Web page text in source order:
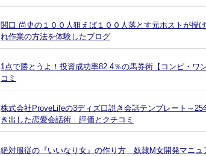
関口 尚史の１００人狙えば１００人落とす元ホストが
れ作業の方法を体験したブログ
1点で勝とうよ！投資成功率82.4％の馬券術【コンピ・ワ
コミ
株式会社ProveLifeの3ディズ口説き会話テンプレート～
き出した恋愛会話術 評価とクチコミ
絶対服従の『いいなり女』の作り方 奴隷M女開発マニュ